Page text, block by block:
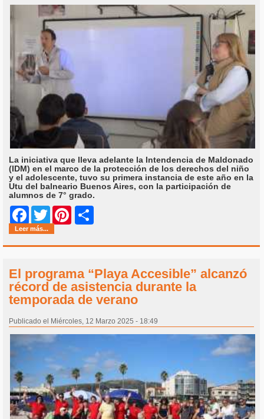
La iniciativa que lleva adelante la Intendencia de Maldonado
(IDM) en el marco de la protección de los derechos del niño
y el adolescente, tuvo su primera instancia de este año en la
Utu del balneario Buenos Aires, con la participación de
alumnos de 7° grado.
Facebook
Twitter Pinterest
Leer más...
El programa “Playa Accesible” alcanzó
récord de asistencia durante la
temporada de verano
Publicado el Miércoles, 12 Marzo 2025 - 18:49